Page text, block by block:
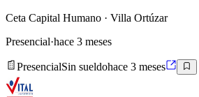
Ceta Capital Humano · Villa Ortúzar
Presencial·hace 3 meses
PresencialSin sueldohace 3 meses